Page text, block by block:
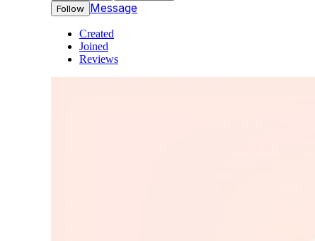
Follow Message
Created
Joined
Reviews